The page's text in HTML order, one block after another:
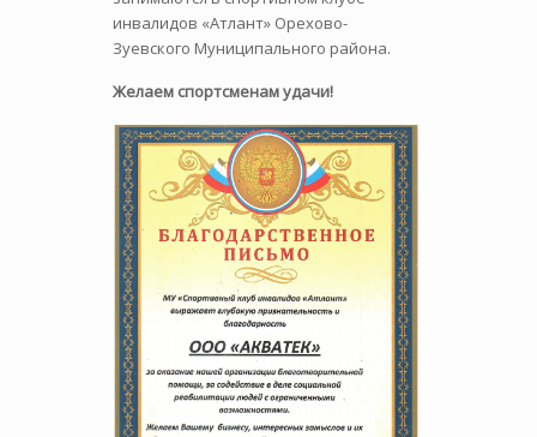
инвалидов «Атлант» Орехово-
Зуевского Муниципального района.
Желаем спортсменам удачи!